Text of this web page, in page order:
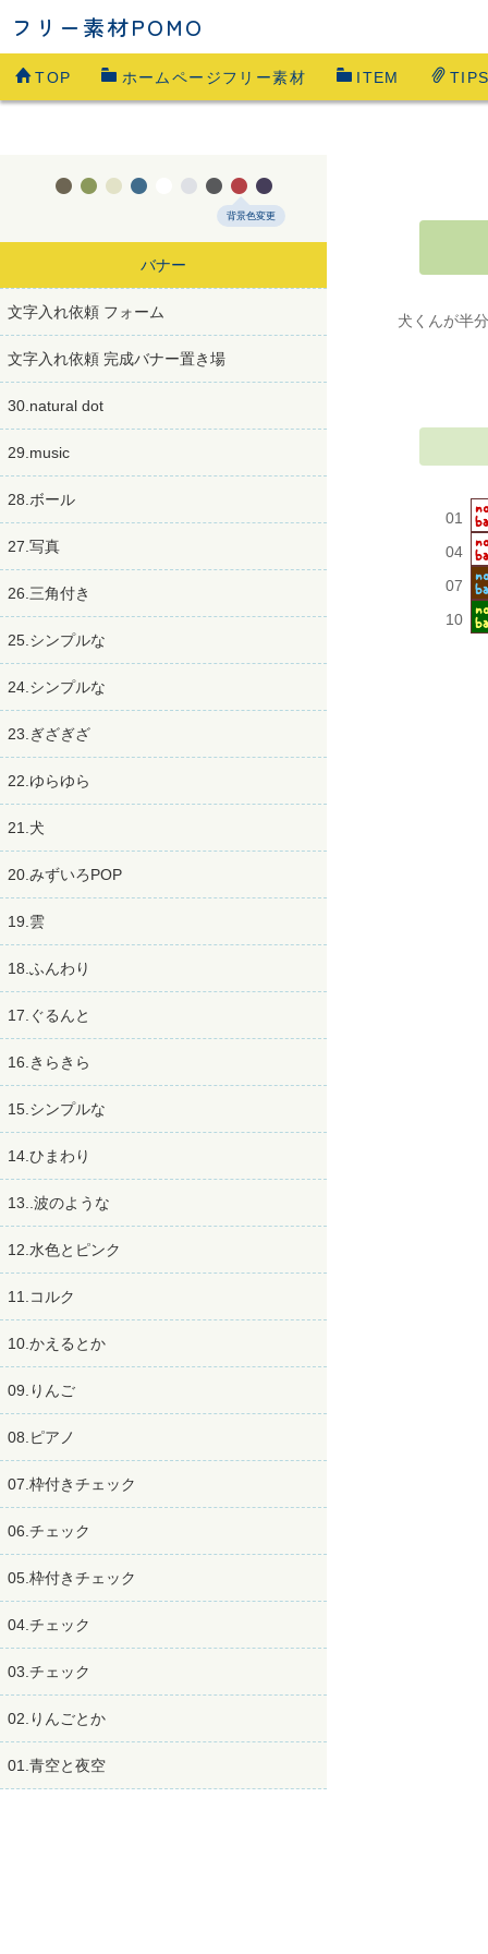
フリー素材POMO
TOP ホームページフリー素材 ITEM
       
背景色変更
バナー
文字入れ依頼 フォーム
文字入れ依頼 完成バナー置き場
30.natural dot
29.music
28.ボール
27.写真
26.三角付き
25.シンプルな
24.シンプルな
23.ぎざぎざ
22.ゆらゆら
21.犬
20.みずいろPOP
19.雲
18.ふんわり
17.ぐるんと
16.きらきら
15.シンプルな
14.ひまわり
13..波のような
12.水色とピンク
11.コルク
10.かえるとか
09.りんご
08.ピアノ
07.枠付きチェック
06.チェック
05.枠付きチェック
04.チェック
03.チェック
02.りんごとか
01.青空と夜空
犬くんが半
01
04
07
10